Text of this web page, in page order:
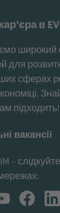
в
широкий
для
сферах
підходить!
вакансії
–